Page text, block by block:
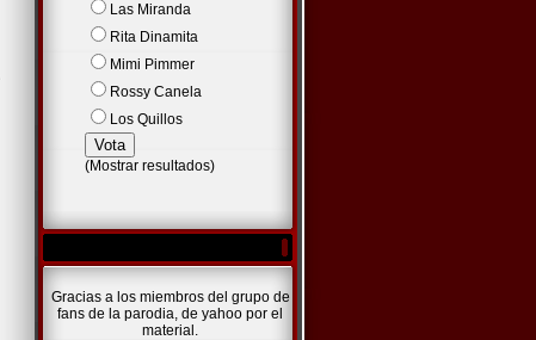
Las Miranda
Rita Dinamita
Mimi Pimmer
Rossy Canela
Los Quillos
(Mostrar resultados)
Gracias a los miembros del grupo de
fans de la parodia, de yahoo por el
material.